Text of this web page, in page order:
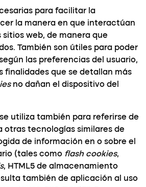
para facilitar la
la manera en que interactúan
sitios web, de manera que
También son útiles para poder
las preferencias del usuario,
finalidades que se detallan más
no dañan el dispositivo del
utiliza también para referirse de
otras tecnologías similares de
de información en o sobre el
(tales como flash cookies,
, HTML5 de almacenamiento
también de aplicación al uso